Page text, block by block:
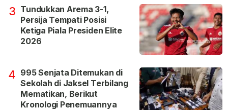
3 Tundukkan Arema 3-1,
Persija Tempati Posisi
Ketiga Piala Presiden Elite
2026
4 995 Senjata Ditemukan di
Sekolah di Jaksel Terbilang
Mematikan, Berikut
Kronologi Penemuannya